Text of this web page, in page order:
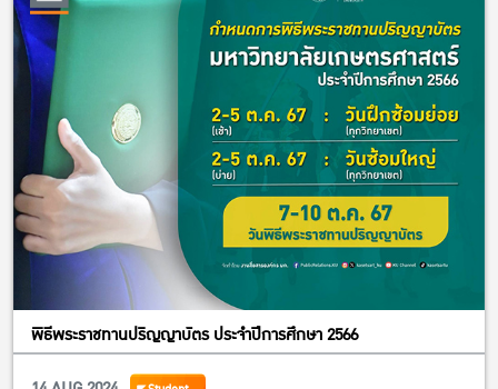
พิธีพระราชทานปริญญาบัตร ประจำปีการศึกษา 2566